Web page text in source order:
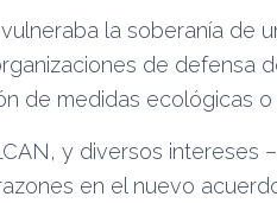
la soberanía de
de defensa
de medidas ecológicas o
y diversos intereses
en el nuevo